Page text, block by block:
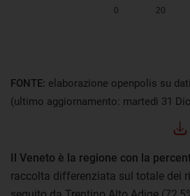
FONTE: elaborazione openpolis su
(ultimo aggiornamento: martedì 31
Il Veneto è la regione con la
raccolta differenziata sul totale dei